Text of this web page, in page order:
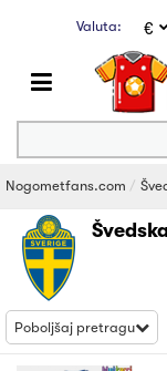
Valuta: €
Nogometfans.com
Poboljšaj pretragu